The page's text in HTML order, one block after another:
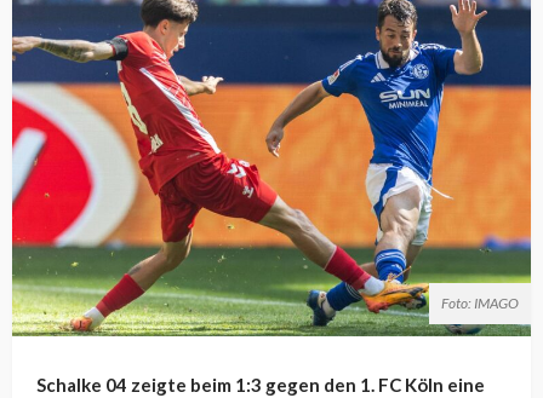
Foto: IMAGO
Schalke 04 zeigte beim 1:3 gegen den 1. FC Köln eine